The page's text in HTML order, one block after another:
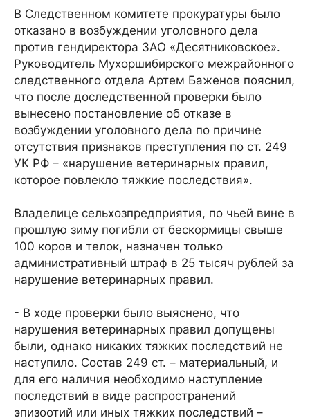
В Следственном комитете прокуратуры было
отказано в возбуждении уголовного дела
против гендиректора ЗАО «Десятниковское».
Руководитель Мухоршибирского межрайонного
следственного отдела Артем Баженов пояснил,
что после доследственной проверки было
вынесено постановление об отказе в
возбуждении уголовного дела по причине
отсутствия признаков преступления по ст. 249
УК РФ – «нарушение ветеринарных правил,
которое повлекло тяжкие последствия».
Владелице сельхозпредприятия, по чьей вине в
прошлую зиму погибли от бескормицы свыше
100 коров и телок, назначен только
административный штраф в 25 тысяч рублей за
нарушение ветеринарных правил.
- В ходе проверки было выяснено, что
нарушения ветеринарных правил допущены
были, однако никаких тяжких последствий не
наступило. Состав 249 ст. – материальный, и
для его наличия необходимо наступление
последствий в виде распространений
эпизоотий или иных тяжких последствий –